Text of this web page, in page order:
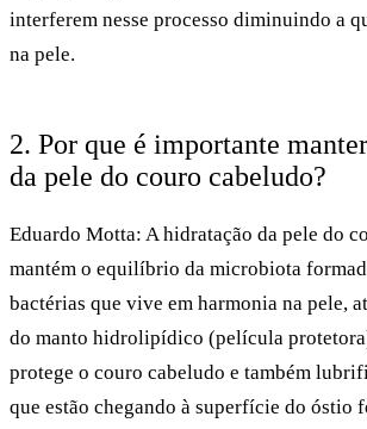
interferem nesse processo diminuindo a
na pele.
2. Por que é importante
da pele do couro cabeludo?
Eduardo Motta: A hidratação da pele do
mantém o equilíbrio da microbiota
bactérias que vive em harmonia na pele,
do manto hidrolipídico (película
protege o couro cabeludo e também
que estão chegando à superfície do